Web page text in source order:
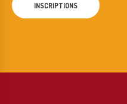
INSCRIPTIONS